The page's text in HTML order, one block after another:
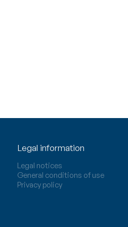
Legal information
Legal notices
General conditions of use
Privacy policy